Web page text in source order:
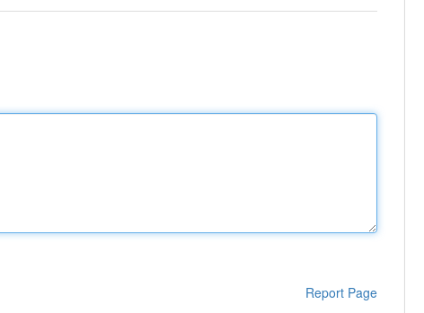
Report Page